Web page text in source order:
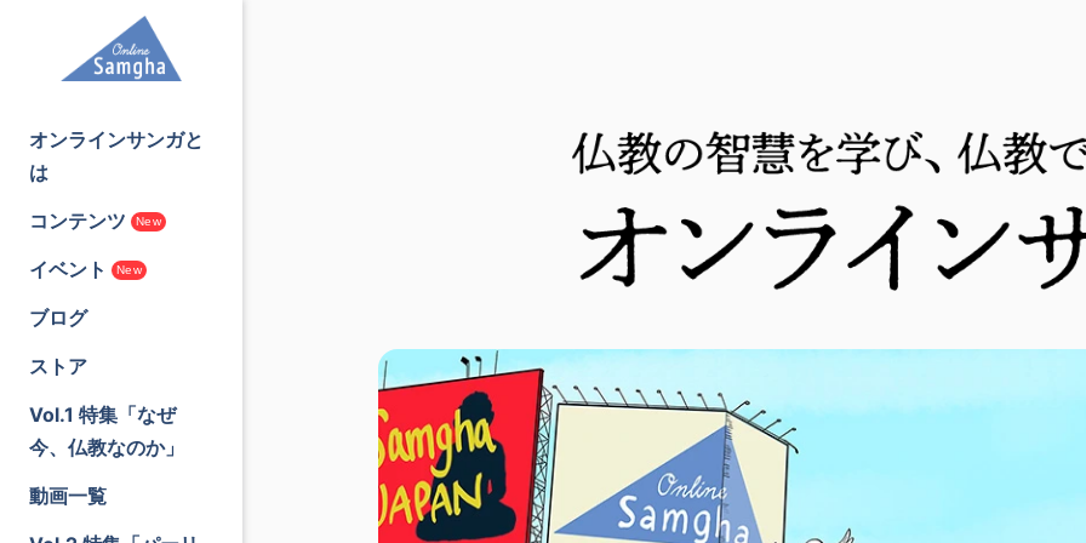
オンラインサンガと
は
コンテンツ
New
イベント New
ブログ
ストア
Vol.1 特集「なぜ
今、仏教なのか」
動画一覧